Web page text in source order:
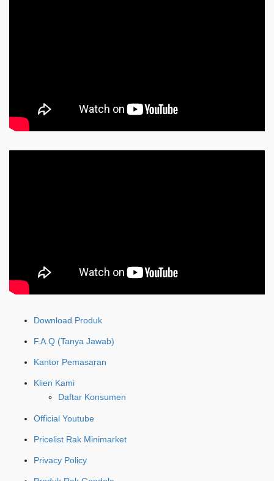
Download Produk
F.A.Q (Tanya Jawab)
Kantor Pemasaran
Klien Kami
Daftar Konsumen
Official Youtube
Pricelist Rak Minimarket
Privacy Policy